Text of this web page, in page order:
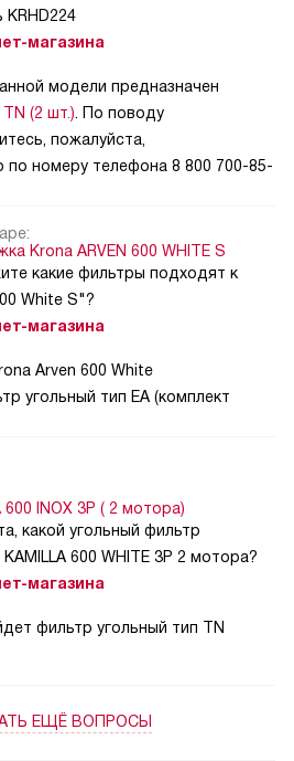
KRHD224
магазина
модели предназначен
TN (2 шт.). По поводу
пожалуйста,
по номеру телефона 8 800 700-85-
Krona ARVEN 600 WHITE S
какие фильтры подходят к
White S"?
магазина
Arven 600 White
угольный тип EA (комплект
INOX 3P ( 2 мотора)
какой угольный фильтр
600 WHITE 3P 2 мотора?
магазина
фильтр угольный тип TN
ЕЩЁ ВОПРОСЫ